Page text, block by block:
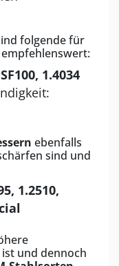
folgende für
empfehlenswert:
1.4034
ebenfalls
sind und
1.2510,
und dennoch